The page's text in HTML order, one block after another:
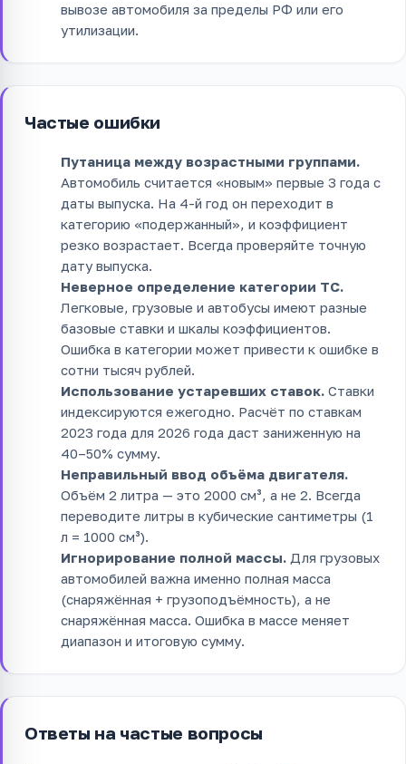
вывозе автомобиля за пределы РФ или его
утилизации.
Частые ошибки
Путаница между возрастными группами.
Автомобиль считается «новым» первые 3 года с
даты выпуска. На 4-й год он переходит в
категорию «подержанный», и коэффициент
резко возрастает. Всегда проверяйте точную
дату выпуска.
Неверное определение категории ТС.
Легковые, грузовые и автобусы имеют разные
базовые ставки и шкалы коэффициентов.
Ошибка в категории может привести к ошибке в
сотни тысяч рублей.
Использование устаревших ставок. Ставки
индексируются ежегодно. Расчёт по ставкам
2023 года для 2026 года даст заниженную на
40–50% сумму.
Неправильный ввод объёма двигателя.
Объём 2 литра — это 2000 см³, а не 2. Всегда
переводите литры в кубические сантиметры (1
л = 1000 см³).
Игнорирование полной массы. Для грузовых
автомобилей важна именно полная масса
(снаряжённая + грузоподъёмность), а не
снаряжённая масса. Ошибка в массе меняет
диапазон и итоговую сумму.
Ответы на частые вопросы